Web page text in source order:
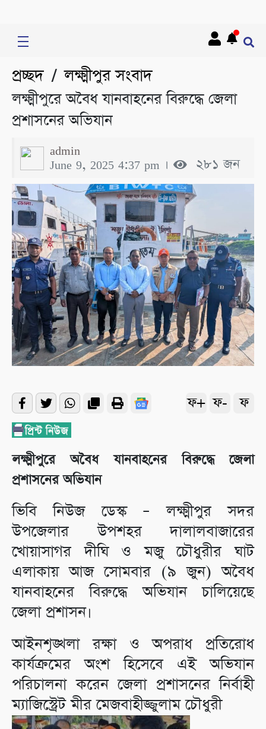
প্রচ্ছদ/লক্ষ্মীপুর সংবাদ
লক্ষ্মীপুরে অবৈধ যানবাহনের বিরুদ্ধে জেলা
প্রশাসনের অভিযান
admin
June 9, 2025 4:37 pm । ২৮১ জন
ফ+ ফ- ফ
লক্ষ্মীপুরে অবৈধ যানবাহনের বিরুদ্ধে জেলা
প্রশাসনের অভিযান
ভিবি নিউজ ডেস্ক – লক্ষ্মীপুর সদর
উপজেলার উপশহর দালালবাজারের
খোয়াসাগর দীঘি ও মজু চৌধুরীর ঘাট
এলাকায় আজ সোমবার (৯ জুন) অবৈধ
যানবাহনের বিরুদ্ধে অভিযান চালিয়েছে
জেলা প্রশাসন।
আইনশৃঙ্খলা রক্ষা ও অপরাধ প্রতিরোধ
কার্যক্রমের অংশ হিসেবে এই অভিযান
পরিচালনা করেন জেলা প্রশাসনের নির্বাহী
ম্যাজিস্ট্রেট মীর মেজবাহীজ্জুলাম চৌধুরী